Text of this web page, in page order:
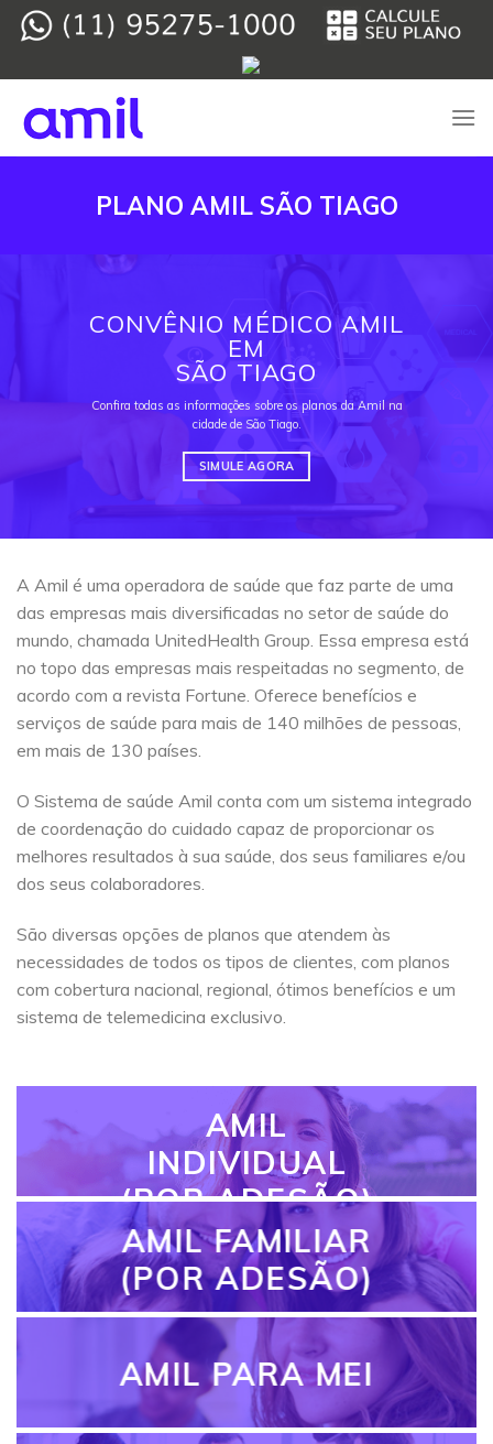
Skip
PLANO AMIL SÃO TIAGO
CONVÊNIO MÉDICO AMIL
EM
SÃO TIAGO
Confira todas as informações sobre os planos da Amil na
cidade de São Tiago.
SIMULE AGORA
A Amil é uma operadora de saúde que faz parte de uma
das empresas mais diversificadas no setor de saúde do
mundo, chamada UnitedHealth Group. Essa empresa está
no topo das empresas mais respeitadas no segmento, de
acordo com a revista Fortune. Oferece benefícios e
serviços de saúde para mais de 140 milhões de pessoas,
em mais de 130 países.
O Sistema de saúde Amil conta com um sistema integrado
de coordenação do cuidado capaz de proporcionar os
melhores resultados à sua saúde, dos seus familiares e/ou
dos seus colaboradores.
São diversas opções de planos que atendem às
necessidades de todos os tipos de clientes, com planos
com cobertura nacional, regional, ótimos benefícios e um
sistema de telemedicina exclusivo.
AMIL
INDIVIDUAL
(POR ADESÃO)
AMIL FAMILIAR
(POR ADESÃO)
AMIL PARA MEI